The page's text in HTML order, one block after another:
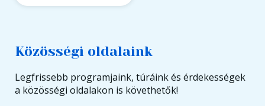
Közösségi oldalaink
Legfrissebb programjaink, túráink és érdekességek
a közösségi oldalakon is követhetők!